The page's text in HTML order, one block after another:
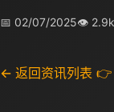
📅 02/07/2025👁
← 返回资讯列表 👉